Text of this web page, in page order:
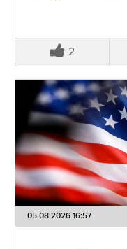
2
05.08.2026 16:57